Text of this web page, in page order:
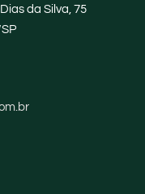
da Silva, 75